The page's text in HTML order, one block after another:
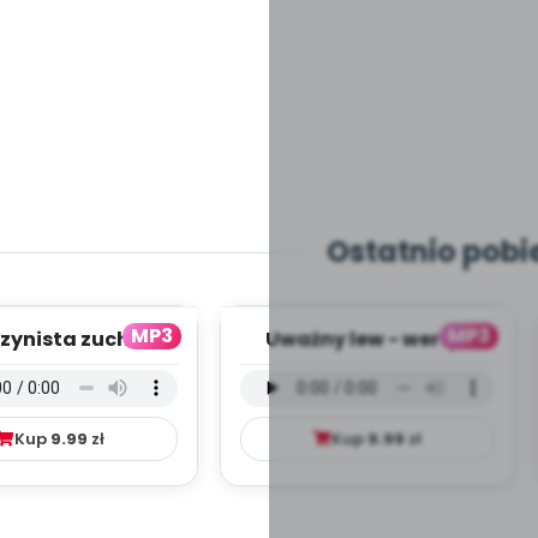
Ostatnio
MP3
zuch -
mp3)
Kup 9.99 zł
MP3
Uważny lew - wersja
Kup9.99zł